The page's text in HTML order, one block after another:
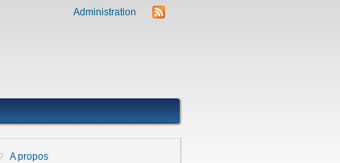
Administration
A propos